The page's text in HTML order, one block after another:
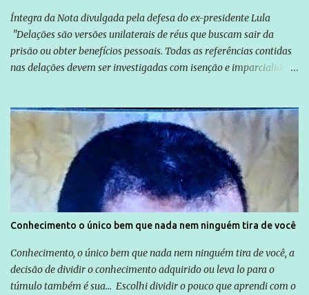
Íntegra da Nota divulgada pela defesa do ex-presidente Lula
"Delações são versões unilaterais de réus que buscam sair da
prisão ou obter benefícios pessoais. Todas as referências contidas
nas delações devem ser investigadas com isenção e imparcialidade
Globo manteve com o Grupo Odebrecht, citada na delação de
Emílio Odebrecht. Lula sempre atuou para promover o Brasil no
exterior, e não para promover determinadas empresas ou
empresários" Assina a nota o advogado Cristiano Zanin Martins
Conhecimento o único bem que nada nem ninguém tira de você
Conhecimento, o único bem que nada nem ninguém tira de você, a
decisão de dividir o conhecimento adquirido ou leva lo para o
túmulo também é sua... Escolhi dividir o pouco que aprendi com o